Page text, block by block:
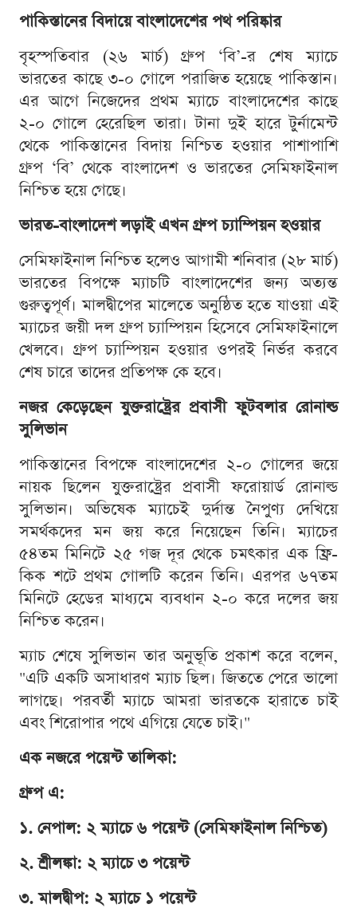
পাকিস্তানের বিদায়ে বাংলাদেশের পথ পরিষ্কার
বৃহস্পতিবার (২৬ মার্চ) গ্রুপ ‘বি’-র শেষ ম্যাচে
ভারতের কাছে ৩-০ গোলে পরাজিত হয়েছে পাকিস্তান।
এর আগে নিজেদের প্রথম ম্যাচে বাংলাদেশের কাছে
২-০ গোলে হেরেছিল তারা। টানা দুই হারে টুর্নামেন্ট
থেকে পাকিস্তানের বিদায় নিশ্চিত হওয়ার পাশাপাশি
গ্রুপ ‘বি’ থেকে বাংলাদেশ ও ভারতের সেমিফাইনাল
নিশ্চিত হয়ে গেছে।
ভারত-বাংলাদেশ লড়াই এখন গ্রুপ চ্যাম্পিয়ন হওয়ার
সেমিফাইনাল নিশ্চিত হলেও আগামী শনিবার (২৮ মার্চ)
ভারতের বিপক্ষে ম্যাচটি বাংলাদেশের জন্য অত্যন্ত
গুরুত্বপূর্ণ। মালদ্বীপের মালেতে অনুষ্ঠিত হতে যাওয়া এই
ম্যাচের জয়ী দল গ্রুপ চ্যাম্পিয়ন হিসেবে সেমিফাইনালে
খেলবে। গ্রুপ চ্যাম্পিয়ন হওয়ার ওপরই নির্ভর করবে
শেষ চারে তাদের প্রতিপক্ষ কে হবে।
নজর কেড়েছেন যুক্তরাষ্ট্রের প্রবাসী ফুটবলার রোনাল্ড
সুলিভান
পাকিস্তানের বিপক্ষে বাংলাদেশের ২-০ গোলের জয়ে
নায়ক ছিলেন যুক্তরাষ্ট্রের প্রবাসী ফরোয়ার্ড রোনাল্ড
সুলিভান। অভিষেক ম্যাচেই দুর্দান্ত নৈপুণ্য দেখিয়ে
সমর্থকদের মন জয় করে নিয়েছেন তিনি। ম্যাচের
৫৪তম মিনিটে ২৫ গজ দূর থেকে চমৎকার এক ফ্রি-
কিক শটে প্রথম গোলটি করেন তিনি। এরপর ৬৭তম
মিনিটে হেডের মাধ্যমে ব্যবধান ২-০ করে দলের জয়
নিশ্চিত করেন।
ম্যাচ শেষে সুলিভান তার অনুভূতি প্রকাশ করে বলেন,
"এটি একটি অসাধারণ ম্যাচ ছিল। জিততে পেরে ভালো
লাগছে। পরবর্তী ম্যাচে আমরা ভারতকে হারাতে চাই
এবং শিরোপার পথে এগিয়ে যেতে চাই।"
এক নজরে পয়েন্ট তালিকা:
গ্রুপ এ:
১. নেপাল: ২ ম্যাচে ৬ পয়েন্ট (সেমিফাইনাল নিশ্চিত)
২. শ্রীলঙ্কা: ২ ম্যাচে ৩ পয়েন্ট
৩. মালদ্বীপ: ২ ম্যাচে ১ পয়েন্ট